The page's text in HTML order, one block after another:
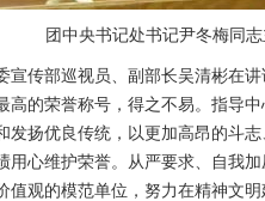
团中央书记处书记尹冬梅同志
传部巡视员、副部长吴清彬在讲
高的荣誉称号，得之不易。指导
发扬优良传统，以更加高昂的斗
用心维护荣誉。从严要求、自我
值观的模范单位，努力在精神文明